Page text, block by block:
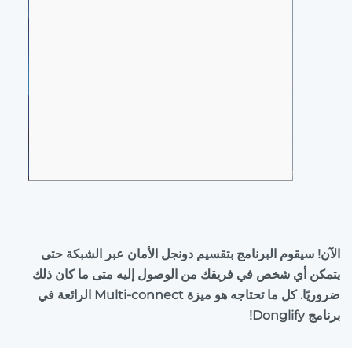
الآن! سيقوم البرنامج بتقسيم دونجل الأمان عبر الشبكة حتى
يتمكن أي شخص في فريقك من الوصول إليه متى ما كان ذلك
ضروريًا. كل ما تحتاجه هو ميزة Multi-connect الرائعة في
برنامج Donglify!